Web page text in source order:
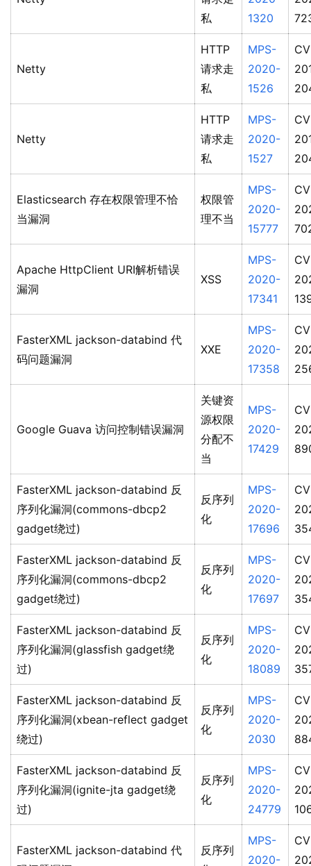
私
1320
Netty
HTTP
请求走
私
MPS-
2020-
1526
Netty
HTTP
请求走
私
MPS-
2020-
1527
Elasticsearch 存在权限管理不恰
当漏洞
权限管
理不当
MPS-
2020-
15777
Apache HttpClient URI解析错误
漏洞
XSS
MPS-
2020-
17341
FasterXML jackson-databind 代
码问题漏洞
XXE
MPS-
2020-
17358
Google Guava 访问控制错误漏洞
关键资
源权限
分配不
当
MPS-
2020-
17429
FasterXML jackson-databind 反
序列化漏洞(commons-dbcp2
gadget绕过)
反序列
化
MPS-
2020-
17696
FasterXML jackson-databind 反
序列化漏洞(commons-dbcp2
gadget绕过)
反序列
化
MPS-
2020-
17697
FasterXML jackson-databind 反
序列化漏洞(glassfish gadget绕
过)
反序列
化
MPS-
2020-
18089
FasterXML jackson-databind 反
序列化漏洞(xbean-reflect gadget
绕过)
反序列
化
MPS-
2020-
2030
FasterXML jackson-databind 反
序列化漏洞(ignite-jta gadget绕
过)
反序列
化
MPS-
2020-
24779
FasterXML jackson-databind 代
反序列
MPS-
2020-